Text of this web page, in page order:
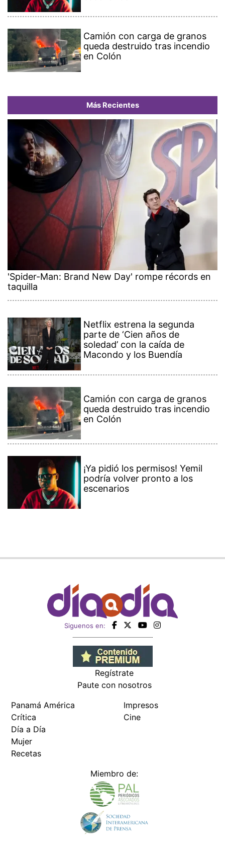
Camión con carga de granos
queda destruido tras incendio
en Colón
Más Recientes
'Spider-Man: Brand New Day' rompe récords en
taquilla
Netflix estrena la segunda
parte de ‘Cien años de
soledad’ con la caída de
Macondo y los Buendía
Camión con carga de granos
queda destruido tras incendio
en Colón
¡Ya pidió los permisos! Yemil
podría volver pronto a los
escenarios
Siguenos en:
Regístrate
Paute con nosotros
Panamá América
Crítica
Día a Día
Mujer
Recetas
Impresos
Cine
Miembro de: